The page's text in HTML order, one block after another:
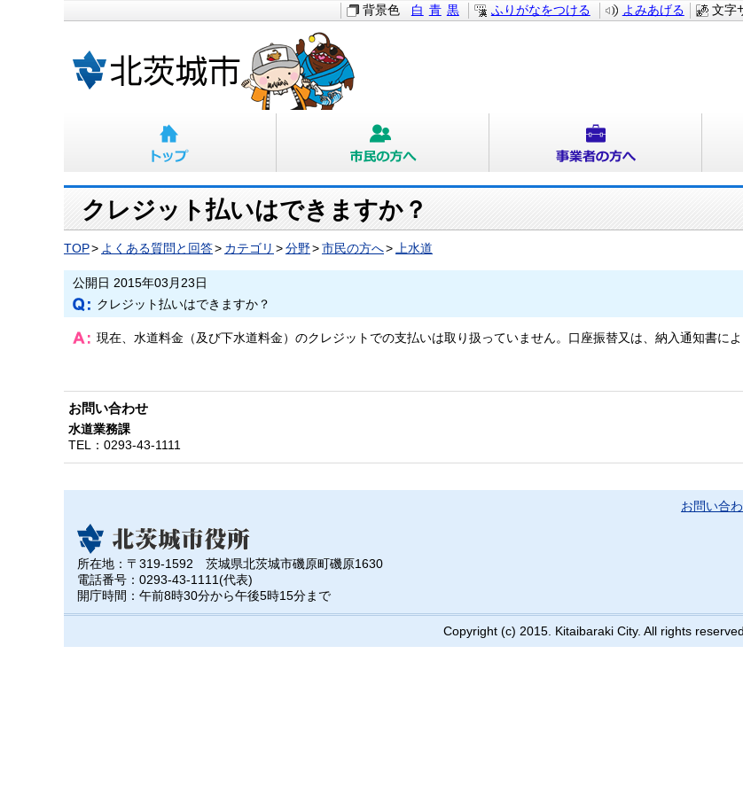
文字
背景色 白 青 黒 ふりがなをつける よみあげる
クレジット払いはできますか？
TOP よくある質問と回答 カテゴリ 分野 市民の方へ 上水道
公開日 2015年03月23日
クレジット払いはできますか？
現在、水道料金（及び下水道料金）のクレジットでの支払いは取り扱っていません。口座振替又は、納入通知書によ
お問い合わせ
水道業務課
TEL： 0293-43-1111
お問い合
所在地：〒319-1592 茨城県北茨城市磯原町磯原1630
電話番号：0293-43-1111(代表)
開庁時間：午前8時30分から午後5時15分まで
Copyright (c) 2015. Kitaibaraki City. All rights